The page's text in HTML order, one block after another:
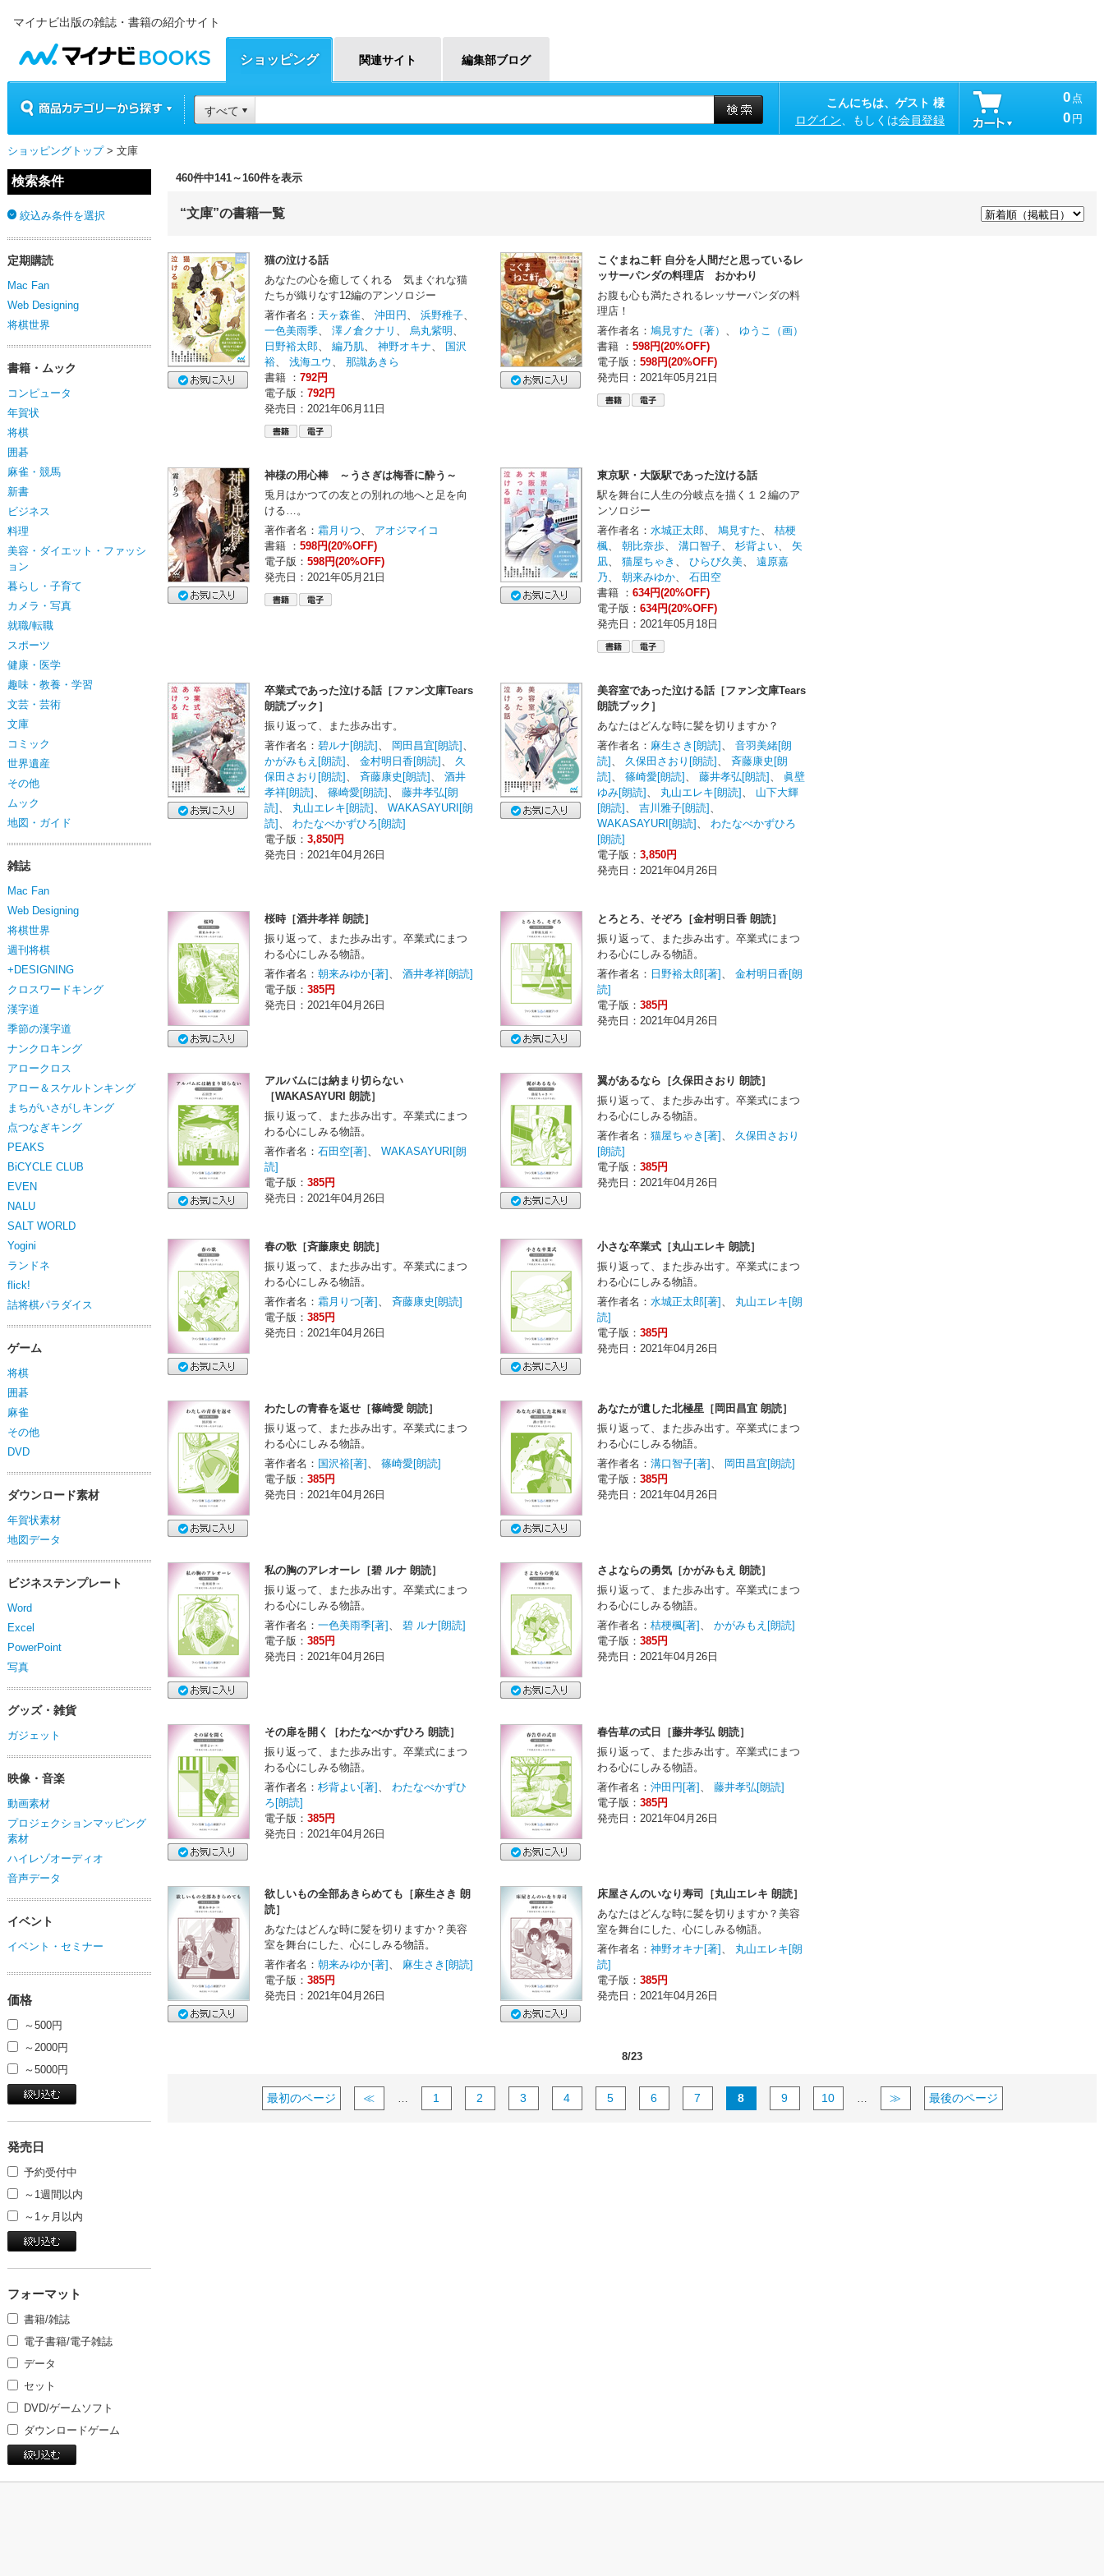
マイナビ出版の雑誌・書籍の紹介サイト
マイナビBOOKS
ショッピング 関連サイト 編集部ブログ
すべて
こんにちは、ゲスト 様
ログイン 、もしくは会員登録
0 点
0 円
ショッピングトップ> 文庫
460件中141～160件を表示
“文庫”の書籍一覧
猫の泣ける話
あなたの心を癒してくれる 気まぐれな猫
たちが織りなす12編のアンソロジー
著作者名： 天ヶ森雀、 沖田円 、 浜野稚子、
一色美雨季、 澤ノ倉クナリ 、 烏丸紫明 、
日野裕太郎、 編乃肌、 神野オキナ、
国沢
裕、 浅海ユウ 、 那識あきら
書籍 ： 792円
電子版： 792円
発売日：2021年06月11日
こぐまねこ軒 自分を人間だと思っているレ
ッサーパンダの料理店 おかわり
お腹も心も満たされるレッサーパンダの料
理店！
著作者名： 鳩見すた（著） 、 ゆうこ（画）
書籍 ： 598円(20%OFF)
電子版： 598円(20%OFF)
発売日：2021年05月21日
神様の用心棒 ～うさぎは梅香に酔う～
兎月はかつての友との別れの地へと足を向
ける…。
著作者名： 霜月りつ、 アオジマイコ
書籍 ： 598円(20%OFF)
電子版： 598円(20%OFF)
発売日：2021年05月21日
東京駅・大阪駅であった泣ける話
駅を舞台に人生の分岐点を描く１２編のア
ンソロジー
著作者名： 水城正太郎、 鳩見すた、 桔梗
楓、 朝比奈歩、 溝口智子、 杉背よい、 矢
凪、 猫屋ちゃき 、 ひらび久美、 遠原嘉
乃、 朝来みゆか、 石田空
書籍 ： 634円(20%OFF)
電子版： 634円(20%OFF)
発売日：2021年05月18日
卒業式であった泣ける話［ファン文庫Tears
朗読ブック］
振り返って、また歩み出す。
著作者名： 碧ルナ[朗読] 、 岡田昌宜[朗読] 、
かがみもえ[朗読] 、 金村明日香[朗読] 、 久
保田さおり[朗読] 、 斉藤康史[朗読] 、 酒井
孝祥[朗読] 、 篠崎愛[朗読] 、 藤井孝弘[朗
読] 、 丸山エレキ[朗読] 、 WAKASAYURI[朗
読] 、 わたなべかずひろ[朗読]
電子版： 3,850円
発売日：2021年04月26日
美容室であった泣ける話［ファン文庫Tears
朗読ブック］
あなたはどんな時に髪を切りますか？
著作者名： 麻生さき[朗読] 、 音羽美緒[朗
読] 、 久保田さおり[朗読] 、 斉藤康史[朗
読] 、 篠崎愛[朗読] 、 藤井孝弘[朗読] 、 眞壁
ゆみ[朗読] 、 丸山エレキ[朗読] 、 山下大輝
[朗読] 、 吉川雅子[朗読] 、
WAKASAYURI[朗読] 、 わたなべかずひろ
[朗読]
電子版： 3,850円
発売日：2021年04月26日
桜時［酒井孝祥 朗読］
振り返って、また歩み出す。卒業式にまつ
わる心にしみる物語。
著作者名： 朝来みゆか[著] 、 酒井孝祥[朗読]
電子版： 385円
発売日：2021年04月26日
とろとろ、そぞろ［金村明日香 朗読］
振り返って、また歩み出す。卒業式にまつ
わる心にしみる物語。
著作者名： 日野裕太郎[著] 、 金村明日香[朗
読]
電子版： 385円
発売日：2021年04月26日
アルバムには納まり切らない
［WAKASAYURI 朗読］
振り返って、また歩み出す。卒業式にまつ
わる心にしみる物語。
著作者名： 石田空[著] 、 WAKASAYURI[朗
読]
電子版： 385円
発売日：2021年04月26日
翼があるなら［久保田さおり 朗読］
振り返って、また歩み出す。卒業式にまつ
わる心にしみる物語。
著作者名： 猫屋ちゃき[著] 、 久保田さおり
[朗読]
電子版： 385円
発売日：2021年04月26日
春の歌［斉藤康史 朗読］
振り返って、また歩み出す。卒業式にまつ
わる心にしみる物語。
著作者名： 霜月りつ[著] 、 斉藤康史[朗読]
電子版： 385円
発売日：2021年04月26日
小さな卒業式［丸山エレキ 朗読］
振り返って、また歩み出す。卒業式にまつ
わる心にしみる物語。
著作者名： 水城正太郎[著] 、 丸山エレキ[朗
読]
電子版： 385円
発売日：2021年04月26日
わたしの青春を返せ［篠崎愛 朗読］
振り返って、また歩み出す。卒業式にまつ
わる心にしみる物語。
著作者名： 国沢裕[著] 、 篠崎愛[朗読]
電子版： 385円
発売日：2021年04月26日
あなたが遺した北極星［岡田昌宜 朗読］
振り返って、また歩み出す。卒業式にまつ
わる心にしみる物語。
著作者名： 溝口智子[著] 、
岡田昌宜[朗読]
電子版： 385円
発売日：2021年04月26日
私の胸のアレオーレ［碧 ルナ 朗読］
振り返って、また歩み出す。卒業式にまつ
わる心にしみる物語。
著作者名： 一色美雨季[著] 、 碧 ルナ[朗読]
電子版： 385円
発売日：2021年04月26日
さよならの勇気［かがみもえ 朗読］
振り返って、また歩み出す。卒業式にまつ
わる心にしみる物語。
著作者名： 桔梗楓[著] 、 かがみもえ[朗読]
電子版： 385円
発売日：2021年04月26日
その扉を開く［わたなべかずひろ 朗読］
振り返って、また歩み出す。卒業式にまつ
わる心にしみる物語。
著作者名： 杉背よい[著] 、 わたなべかずひ
ろ[朗読]
電子版： 385円
発売日：2021年04月26日
春告草の式日［藤井孝弘 朗読］
振り返って、また歩み出す。卒業式にまつ
わる心にしみる物語。
著作者名： 沖田円[著] 、 藤井孝弘[朗読]
電子版： 385円
発売日：2021年04月26日
欲しいもの全部あきらめても［麻生さき 朗
読］
あなたはどんな時に髪を切りますか？美容
室を舞台にした、心にしみる物語。
著作者名： 朝来みゆか[著] 、 麻生さき[朗読]
電子版： 385円
発売日：2021年04月26日
床屋さんのいなり寿司［丸山エレキ 朗読］
あなたはどんな時に髪を切りますか？美容
室を舞台にした、心にしみる物語。
著作者名： 神野オキナ[著] 、 丸山エレキ[朗
読]
電子版： 385円
発売日：2021年04月26日
8/23
最初のページ ≪ … 1 2 3 4 5 6 7 8 9 10 … ≫ 最後のページ
検索条件
絞込み条件を選択
定期購読
Mac Fan
Web Designing
将棋世界
書籍・ムック
コンピュータ
年賀状
将棋
囲碁
麻雀・競馬
新書
ビジネス
料理
美容・ダイエット・ファッシ
ョン
暮らし・子育て
カメラ・写真
就職/転職
スポーツ
健康・医学
趣味・教養・学習
文芸・芸術
文庫
コミック
世界遺産
その他
ムック
地図・ガイド
雑誌
Mac Fan
Web Designing
将棋世界
週刊将棋
+DESIGNING
クロスワードキング
漢字道
季節の漢字道
ナンクロキング
アロークロス
アロー＆スケルトンキング
まちがいさがしキング
点つなぎキング
PEAKS
BiCYCLE CLUB
EVEN
NALU
SALT WORLD
Yogini
ランドネ
flick!
詰将棋パラダイス
ゲーム
将棋
囲碁
麻雀
その他
DVD
ダウンロード素材
年賀状素材
地図データ
ビジネステンプレート
Word
Excel
PowerPoint
写真
グッズ・雑貨
ガジェット
映像・音楽
動画素材
プロジェクションマッピング
素材
ハイレゾオーディオ
音声データ
イベント
イベント・セミナー
価格
～500円
～2000円
～5000円
発売日
予約受付中
～1週間以内
～1ヶ月以内
フォーマット
書籍/雑誌
電子書籍/電子雑誌
データ
セット
DVD/ゲームソフト
ダウンロードゲーム